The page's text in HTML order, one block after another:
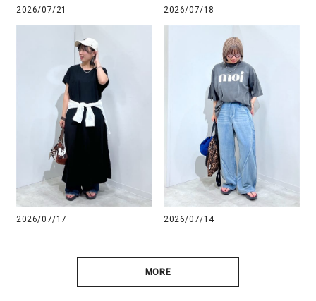
2026/07/21 2026/07/18
2026/07/17 2026/07/14
MORE